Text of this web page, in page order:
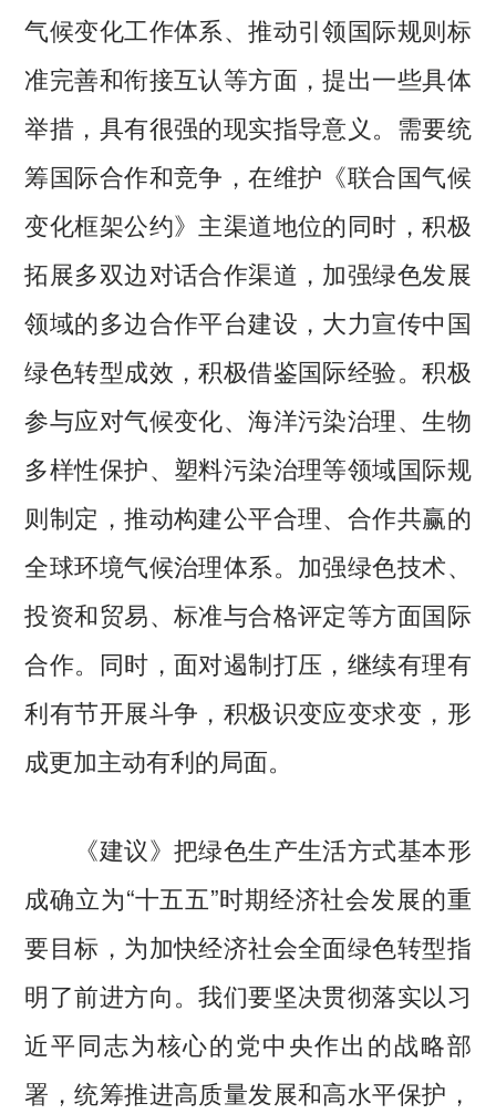
气候变化工作体系、推动引领国际规则标
准完善和衔接互认等方面，提出一些具体
举措，具有很强的现实指导意义。需要统
筹国际合作和竞争，在维护《联合国气候
变化框架公约》主渠道地位的同时，积极
拓展多双边对话合作渠道，加强绿色发展
领域的多边合作平台建设，大力宣传中国
绿色转型成效，积极借鉴国际经验。积极
参与应对气候变化、海洋污染治理、生物
多样性保护、塑料污染治理等领域国际规
则制定，推动构建公平合理、合作共赢的
全球环境气候治理体系。加强绿色技术、
投资和贸易、标准与合格评定等方面国际
合作。同时，面对遏制打压，继续有理有
利有节开展斗争，积极识变应变求变，形
成更加主动有利的局面。
《建议》把绿色生产生活方式基本形
成确立为“十五五”时期经济社会发展的重
要目标，为加快经济社会全面绿色转型指
明了前进方向。我们要坚决贯彻落实以习
近平同志为核心的党中央作出的战略部
署，统筹推进高质量发展和高水平保护，